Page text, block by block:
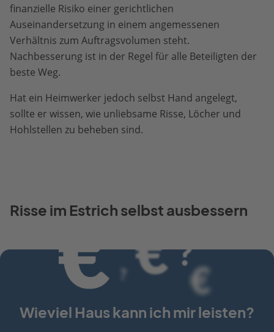
finanzielle Risiko einer gerichtlichen
Auseinandersetzung in einem angemessenen
Verhältnis zum Auftragsvolumen steht.
Nachbesserung ist in der Regel für alle Beteiligten der
beste Weg.
Hat ein Heimwerker jedoch selbst Hand angelegt,
sollte er wissen, wie unliebsame Risse, Löcher und
Hohlstellen zu beheben sind.
Risse im Estrich selbst ausbessern
Wieviel Haus kann ich mir leisten?